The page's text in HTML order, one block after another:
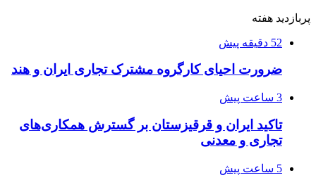
پربازدید هفته
52 دقیقه پیش
ضرورت احیای کارگروه مشترک تجاری ایران و هند
3 ساعت پیش
تاکید ایران و قرقیزستان بر گسترش همکاری‌های
تجاری و معدنی
5 ساعت پیش